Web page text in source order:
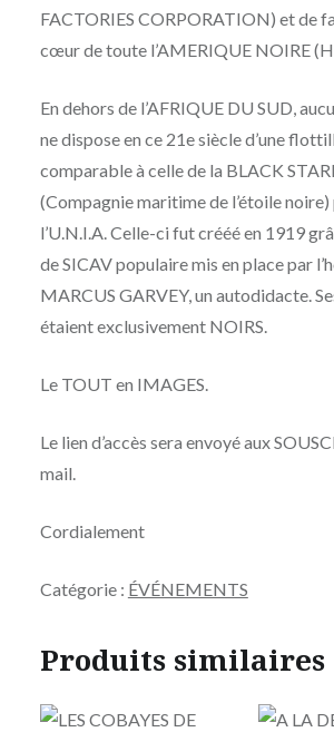
FACTORIES CORPORATION) et de
cœur de toute l’AMERIQUE NOIRE
En dehors de l’AFRIQUE DU SUD,
ne dispose en ce 21e siècle d’une
comparable à celle de la BLACK
(Compagnie maritime de l’étoile
l’U.N.I.A. Celle-ci fut crééé en 1919
de SICAV populaire mis en place par
MARCUS GARVEY, un autodidacte.
étaient exclusivement NOIRS.
Le TOUT en IMAGES.
Le lien d’accès sera envoyé aux
mail.
Cordialement
Catégorie : ÉVÉNEMENTS
Produits similaires